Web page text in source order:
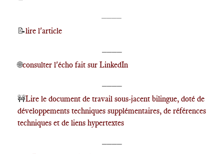
📝lire l'article
🌐consulter l'écho fait sur LinkedIn
🚧Lire le document de travail sous-jacent bilingue, doté de
développements techniques supplémentaires, de références
techniques et de liens hypertextes